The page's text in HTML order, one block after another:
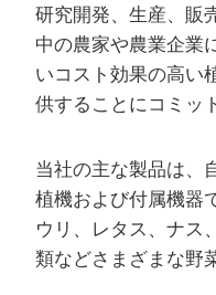
研究開発、生産、販
中の農家や農業企業
いコスト効果の高い
供することにコミッ
当社の主な製品は、
植機および付属機器
ウリ、レタス、ナス
類などさまざまな野